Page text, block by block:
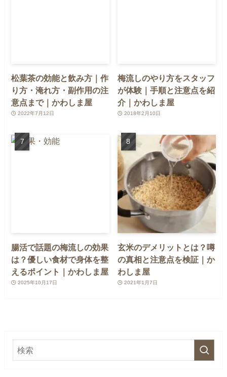
松葉茶の効能と飲み方｜作
り方・淹れ方・副作用の注
意点まで｜かわしま屋
2022年7月12日
梅流しのやり方をスタッフ
が体験｜手順と注意点を紹
介｜かわしま屋
2018年2月10日
腸活で話題の梅流しの効果
は？優しい食材で身体を整
えるポイント｜かわしま屋
2025年10月17日
玄米のデメリットとは？噂
の真相と注意点を検証｜か
わしま屋
2021年1月7日